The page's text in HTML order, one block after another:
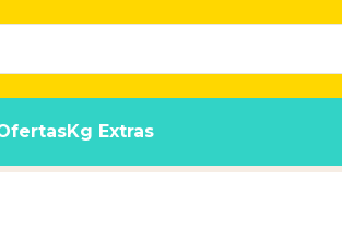
Kg Extras
Resistente Perro L Color Negro